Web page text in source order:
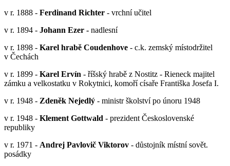
v r. 1888 - Ferdinand Richter - vrchní učitel
v r. 1894 - Johann Ezer - nadlesní
v r. 1898 - Karel hrabě Coudenhove - c.k. zemský místodržitel
v Čechách
v r. 1899 - Karel Ervín - říšský hrabě z Nostitz - Rieneck majitel
zámku a velkostatku v Rokytnici, komoří císaře Františka Josefa I.
v r. 1948 - Zdeněk Nejedlý - ministr školství po únoru 1948
v r. 1948 - Klement Gottwald - prezident Československé
republiky
v r. 1971 - Andrej Pavlovič Viktorov - důstojník místní sovět.
posádky